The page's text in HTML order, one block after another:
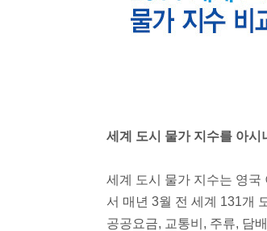
세계 도시 물가 지수를 아시
세계 도시 물가 지수는 영국
서 매년 3월 전 세계 131개
공공요금, 교통비, 주류, 담